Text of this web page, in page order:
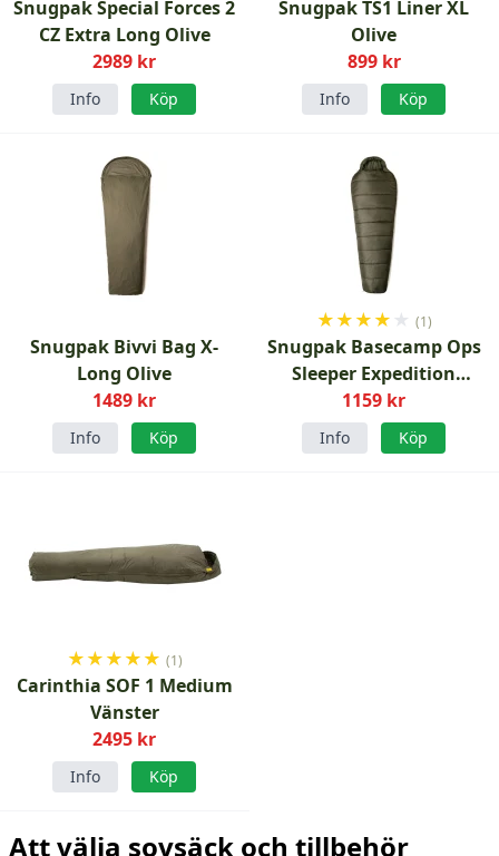
Snugpak Special Forces 2
CZ Extra Long Olive
2989 kr
Info Köp
Snugpak TS1 Liner XL
Olive
899 kr
Info Köp
Snugpak Bivvi Bag X-
Long Olive
1489 kr
Info Köp
★★★★ ★ (1)
Snugpak Basecamp Ops
Sleeper Expedition
Vintersovsäck Grön
1159 kr
Info Köp
★★★★★ (1)
Carinthia SOF 1 Medium
Vänster
2495 kr
Info Köp
Att välja sovsäck och tillbehör